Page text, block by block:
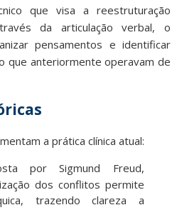
que visa a reestruturação
da articulação verbal, o
pensamentos e identificar
que anteriormente operavam de
a prática clínica atual:
por Sigmund Freud,
dos conflitos permite
trazendo clareza a